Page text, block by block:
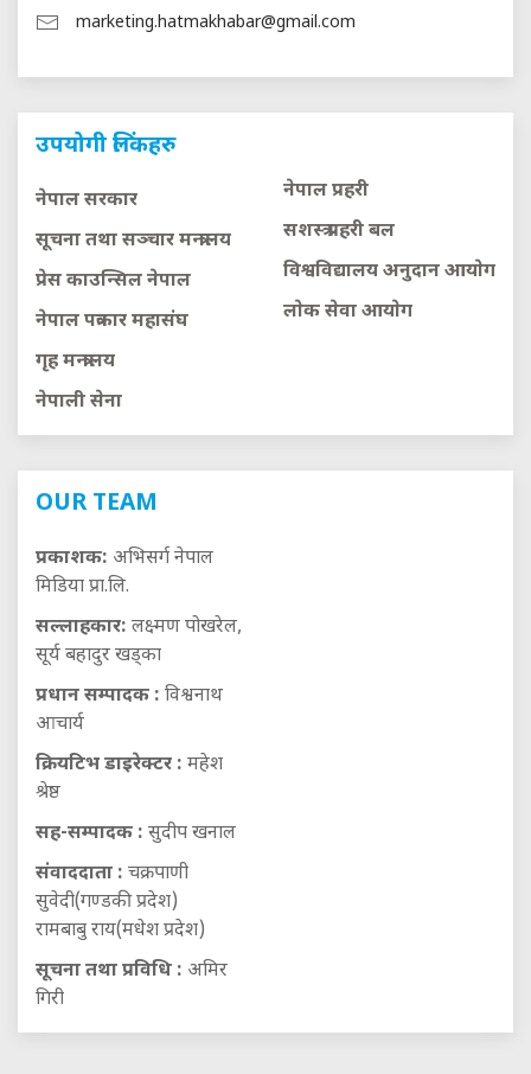
marketing.hatmakhabar@gmail.com
उपयोगी लिंकहरु
नेपाल सरकार
सूचना तथा सञ्चार मन्त्रालय
प्रेस काउन्सिल नेपाल
नेपाल पत्रकार महासंघ
गृह मन्त्रालय
नेपाली सेना
नेपाल प्रहरी
सशस्त्र प्रहरी बल
विश्वविद्यालय अनुदान आयाेग
लाेक सेवा आयाेग
OUR TEAM
प्रकाशक: अभिसर्ग नेपाल
मिडिया प्रा.लि.
सल्लाहकार: लक्ष्मण पोखरेल,
सूर्य बहादुर खड्का
प्रधान सम्पादक : विश्वनाथ
आचार्य
क्रियटिभ डाइरेक्टर : महेश
श्रेष्ठ
सह-सम्पादक : सुदीप खनाल
संवाददाता : चक्रपाणी
सुवेदी(गण्डकी प्रदेश)
रामबाबु राय(मधेश प्रदेश)
सूचना तथा प्रविधि : अमिर
गिरी